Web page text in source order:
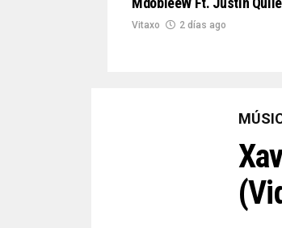
Vitaxo 2 días ago